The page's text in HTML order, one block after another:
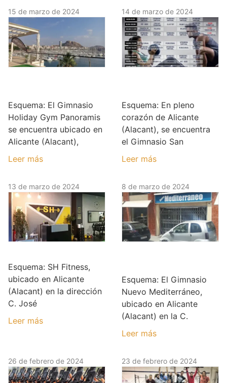
15 de marzo de 2024
Esquema: El Gimnasio
Holiday Gym Panoramis
se encuentra ubicado en
Alicante (Alacant),
Leer más
14 de marzo de 2024
Esquema: En pleno
corazón de Alicante
(Alacant), se encuentra
el Gimnasio San
Leer más
13 de marzo de 2024
Esquema: SH Fitness,
ubicado en Alicante
(Alacant) en la dirección
C. José
Leer más
8 de marzo de 2024
Esquema: El Gimnasio
Nuevo Mediterráneo,
ubicado en Alicante
(Alacant) en la C.
Leer más
26 de febrero de 2024 23 de febrero de 2024